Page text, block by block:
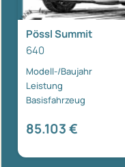
Pössl Summit
640
Modell-/Baujahr
Leistung
Basisfahrzeug
85.103 €